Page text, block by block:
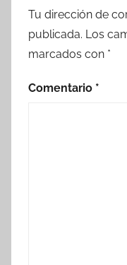
Tu dirección de
publicada. Los
marcados con *
Comentario *